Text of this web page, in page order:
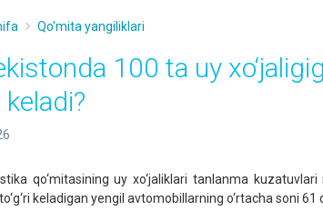
Qo'mita yangiliklari
100 ta uy
keladi?
qo‘mitasining uy xo‘jaliklari tanlanma
keladigan yengil avtomobillarning o‘rtacha soni 61